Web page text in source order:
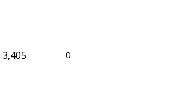
0
3,405